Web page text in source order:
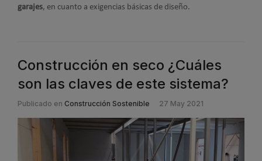
garajes, en cuanto a exigencias básicas de diseño.
Construcción en seco ¿Cuáles
son las claves de este sistema?
Publicado en Construcción Sostenible 27 May 2021